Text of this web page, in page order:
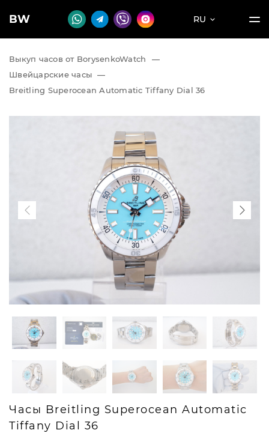
BW RU
Выкуп часов от BorysenkoWatch
—
Швейцарские часы —
Breitling Superocean Automatic Tiffany Dial 36
Часы Breitling Superocean Automatic
Tiffany Dial 36